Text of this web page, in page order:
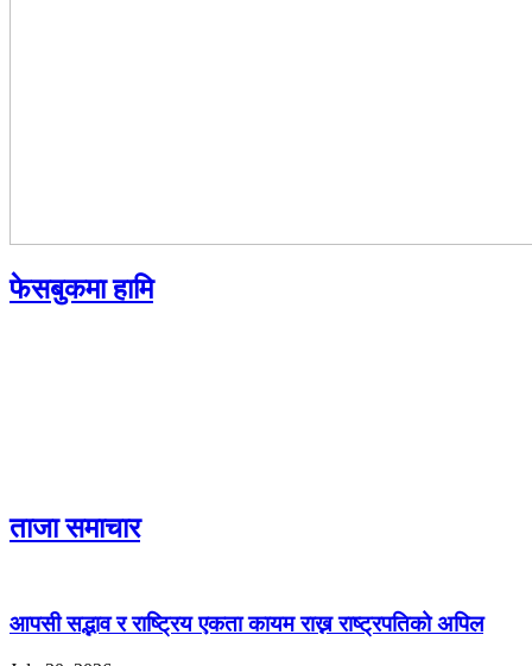
फेसबुकमा हामि
ताजा समाचार
आपसी सद्भाव र राष्ट्रिय एकता कायम राख्न राष्ट्रपतिको अपिल